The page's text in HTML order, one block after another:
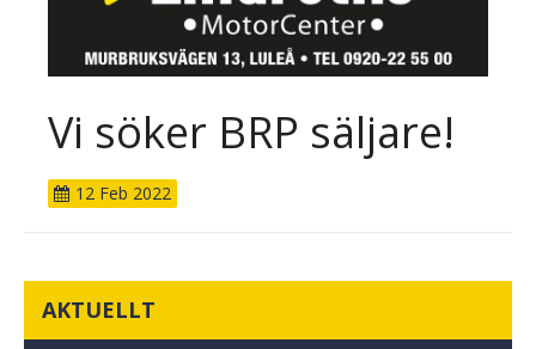
Vi söker BRP säljare!
12 Feb 2022
AKTUELLT